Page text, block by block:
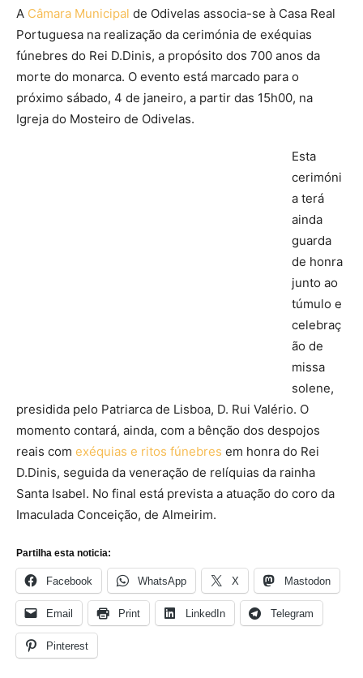
A Câmara Municipal de Odivelas associa-se à Casa Real
Portuguesa na realização da cerimónia de exéquias
fúnebres do Rei D.Dinis, a propósito dos 700 anos da
morte do monarca. O evento está marcado para o
próximo sábado, 4 de janeiro, a partir das 15h00, na
Igreja do Mosteiro de Odivelas.
Esta
cerimóni
a terá
ainda
guarda
de honra
junto ao
túmulo e
celebraç
ão de
missa
solene,
presidida pelo Patriarca de Lisboa, D. Rui Valério. O
momento contará, ainda, com a bênção dos despojos
reais com exéquias e ritos fúnebres em honra do Rei
D.Dinis, seguida da veneração de relíquias da rainha
Santa Isabel. No final está prevista a atuação do coro da
Imaculada Conceição, de Almeirim.
Partilha esta noticia:
Facebook WhatsApp X Mastodon
Email Print LinkedIn Telegram
Pinterest